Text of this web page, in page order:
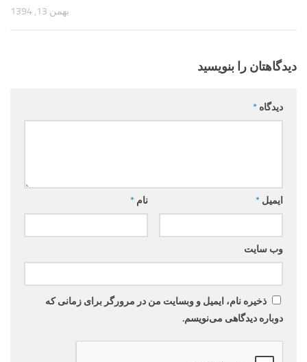
بهمن 13, 1394
دیدگاهتان را بنویسید
دیدگاه *
نام * ایمیل *
وب‌ سایت
ذخیره نام، ایمیل و وبسایت من در مرورگر برای زمانی که
دوباره دیدگاهی می‌نویسم.